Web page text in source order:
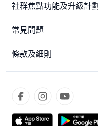
社群焦點功能及升級計劃
常見問題
條款及細則